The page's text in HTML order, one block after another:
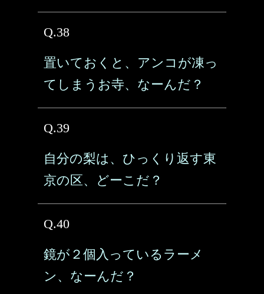
Q.38
置いておくと、アンコが凍っ
てしまうお寺、なーんだ？
Q.39
自分の梨は、ひっくり返す東
京の区、どーこだ？
Q.40
鏡が２個入っているラーメ
ン、なーんだ？